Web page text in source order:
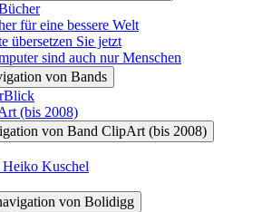
für eine bessere Welt
übersetzen Sie jetzt
sind auch nur Menschen
von Bands
(bis 2008)
von Band ClipArt (bis 2008)
Heiko Kuschel
von Bolidigg